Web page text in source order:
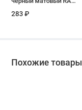
283 ₽
Похожие товары